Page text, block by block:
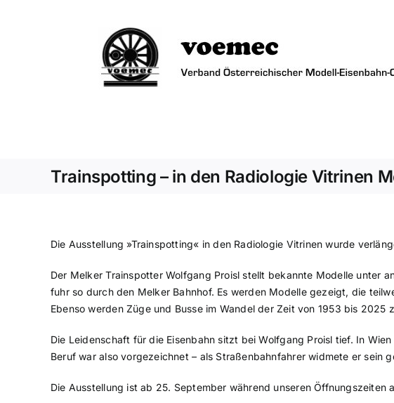
Trainspotting – in den Radiologie Vitrinen
Die Ausstellung »Trainspotting« in den Radiologie Vitrinen wurde
Der Melker Trainspotter Wolfgang Proisl stellt bekannte Modelle unter
fuhr so durch den Melker Bahnhof. Es werden Modelle gezeigt, die
Ebenso werden Züge und Busse im Wandel der Zeit von 1953 bis 2025
Die Leidenschaft für die Eisenbahn sitzt bei Wolfgang Proisl tief. In
Beruf war also vorgezeichnet – als Straßenbahnfahrer widmete er sein
Die Ausstellung ist ab 25. September während unseren Öffnungszeiten